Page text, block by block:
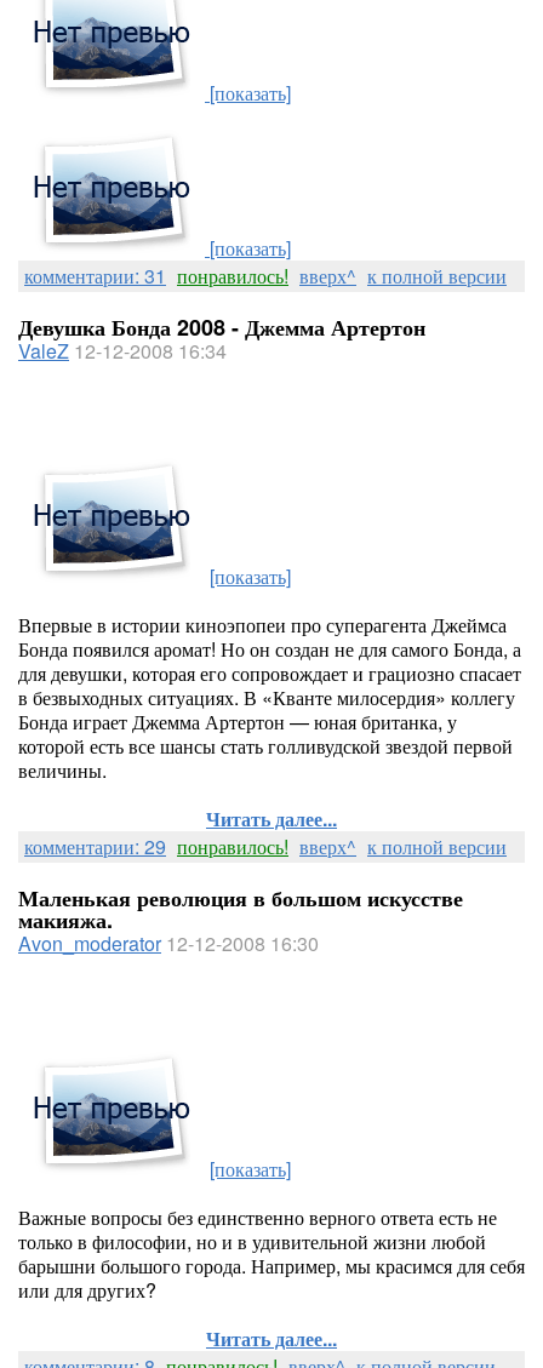
[показать]
[показать]
комментарии: 31 понравилось! вверх^ к полной версии
Девушка Бонда 2008 - Джемма Артертон
ValeZ 12-12-2008 16:34
[показать]
Впервые в истории киноэпопеи про суперагента Джеймса
Бонда появился аромат! Но он создан не для самого Бонда, а
для девушки, которая его сопровождает и грациозно спасает
в безвыходных ситуациях. В «Кванте милосердия» коллегу
Бонда играет Джемма Артертон — юная британка, у
которой есть все шансы стать голливудской звездой первой
величины.
Читать далее...
комментарии: 29 понравилось! вверх^ к полной версии
Маленькая революция в большом искусстве
макияжа.
Avon_moderator 12-12-2008 16:30
[показать]
Важные вопросы без единственно верного ответа есть не
только в философии, но и в удивительной жизни любой
барышни большого города. Например, мы красимся для себя
или для других?
Читать далее...